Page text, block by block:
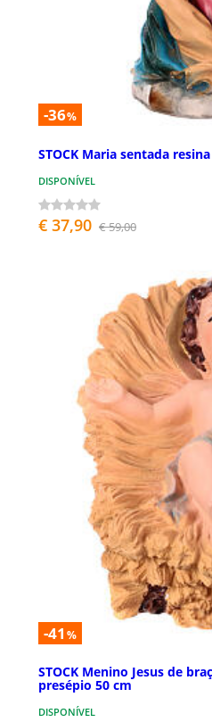
-36%
STOCK Maria sentada
DISPONÍVEL
€ 37,90 € 59,00
-41 %
STOCK Menino Jesus de
presépio 50 cm
DISPONÍVEL